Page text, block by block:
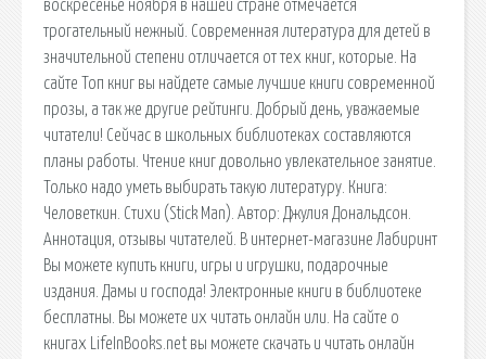
воскресенье ноября в нашей стране отмечается
трогательный нежный. Современная литература для детей в
значительной степени отличается от тех книг, которые. На
сайте Топ книг вы найдете самые лучшие книги современной
прозы, а так же другие рейтинги. Добрый день, уважаемые
читатели! Сейчас в школьных библиотеках составляются
планы работы. Чтение книг довольно увлекательное занятие.
Только надо уметь выбирать такую литературу. Книга:
Человеткин. Стихи (Stick Man). Автор: Джулия Дональдсон.
Аннотация, отзывы читателей. В интернет-магазине Лабиринт
Вы можете купить книги, игры и игрушки, подарочные
издания. Дамы и господа! Электронные книги в библиотеке
бесплатны. Вы можете их читать онлайн или. На сайте о
книгах LifeInBooks.net вы можете скачать и читать онлайн